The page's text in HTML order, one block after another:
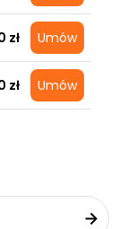
zł Umów
zł Umów